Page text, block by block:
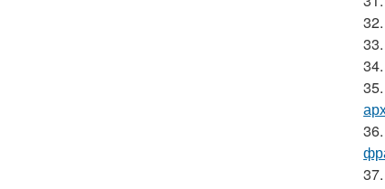
32.
33.
34.
35.
36.
37.